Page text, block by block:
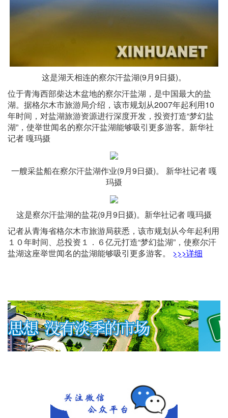
这是湖天相连的察尔汗盐湖(9月9日摄)。
位于青海西部柴达木盆地的察尔汗盐湖，是中国最大的盐
湖。据格尔木市旅游局介绍，该市规划从2007年起利用10
年时间，对盐湖旅游资源进行深度开发，投资打造“梦幻盐
湖”，使举世闻名的察尔汗盐湖能够吸引更多游客。新华社
记者 嘎玛摄
一艘采盐船在察尔汗盐湖作业(9月9日摄)。 新华社记者 嘎
玛摄
这是察尔汗盐湖的盐花(9月9日摄)。新华社记者 嘎玛摄
记者从青海省格尔木市旅游局获悉，该市规划从今年起利用
１０年时间、总投资１．６亿元打造“梦幻盐湖”，使察尔汗
盐湖这座举世闻名的盐湖能够吸引更多游客。 >>>详细